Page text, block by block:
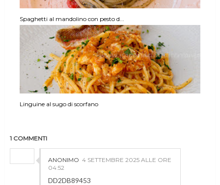
Spaghetti al mandolino con pesto d...
Linguine al sugo di scorfano
1 COMMENTI
ANONIMO 4 SETTEMBRE 2025 ALLE ORE
04:52
DD2DB89453